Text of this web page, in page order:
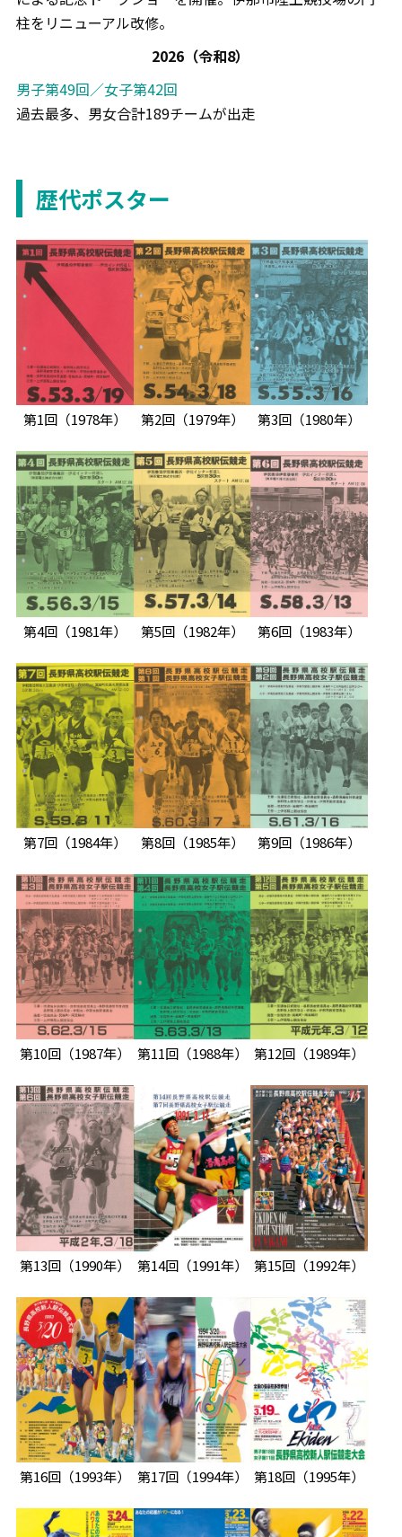
柱をリニューアル改修。
2026（令和8）
男子第49回／女子第42回
過去最多、男女合計189チームが出走
歴代ポスター
第1回（1978年） 第2回（1979年） 第3回 （1980年）
第4回（1981年） 第5回（1982年） 第6回 （1983年）
第7回（1984年） 第8回（1985年） 第9回 （1986年）
第10回（1987年） 第11回（1988年） 第12回 （1989年）
第13回（1990年） 第14回（1991年） 第15回 （1992年）
第16回（1993年） 第17回（1994年） 第18回 （1995年）